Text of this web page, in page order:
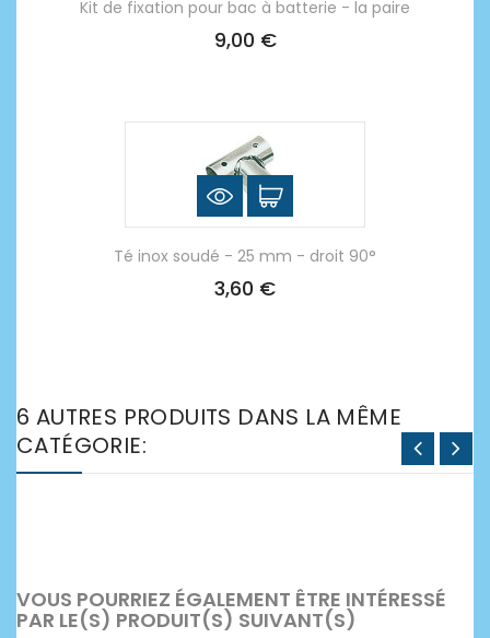
Kit de fixation pour bac à batterie - la paire
9,00 €
Té inox soudé - 25 mm - droit 90°
3,60 €
6 AUTRES PRODUITS DANS LA MÊME
CATÉGORIE:
VOUS POURRIEZ ÉGALEMENT ÊTRE INTÉRESSÉ
PAR LE(S) PRODUIT(S) SUIVANT(S)